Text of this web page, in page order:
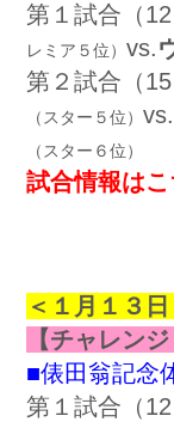
第１試合（
レミア５位）vs.
第２試合（
（スター５位）vs.
（スター６位）
試合情報はこ
＜１ 月１３
【チャレンジ
■俵田翁記念
第１試合（